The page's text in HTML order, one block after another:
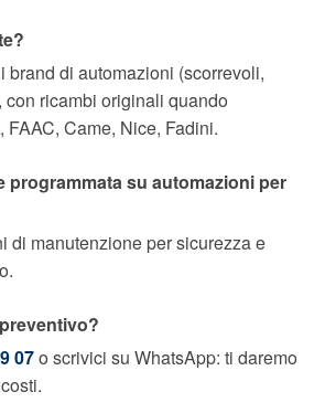
brand di automazioni (scorrevoli,
con ricambi originali quando
Came, Nice, Fadini.
programmata su automazioni per
di manutenzione per sicurezza e
07o scrivici su WhatsApp: ti daremo